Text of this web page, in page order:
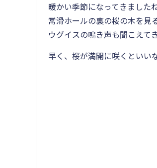
暖かい季節になってきました
常滑ホールの裏の桜の木を見
ウグイスの鳴き声も聞こえて
早く、桜が満開に咲くといいな